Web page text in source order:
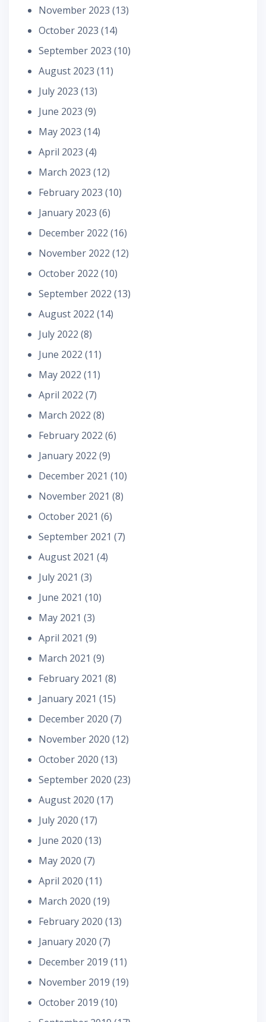
November 2023 (13)
October 2023 (14)
September 2023 (10)
August 2023 (11)
July 2023 (13)
June 2023 (9)
May 2023 (14)
April 2023 (4)
March 2023 (12)
February 2023 (10)
January 2023 (6)
December 2022 (16)
November 2022 (12)
October 2022 (10)
September 2022 (13)
August 2022 (14)
July 2022 (8)
June 2022 (11)
May 2022 (11)
April 2022 (7)
March 2022 (8)
February 2022 (6)
January 2022 (9)
December 2021 (10)
November 2021 (8)
October 2021 (6)
September 2021 (7)
August 2021 (4)
July 2021 (3)
June 2021 (10)
May 2021 (3)
April 2021 (9)
March 2021 (9)
February 2021 (8)
January 2021 (15)
December 2020 (7)
November 2020 (12)
October 2020 (13)
September 2020 (23)
August 2020 (17)
July 2020 (17)
June 2020 (13)
May 2020 (7)
April 2020 (11)
March 2020 (19)
February 2020 (13)
January 2020 (7)
December 2019 (11)
November 2019 (19)
October 2019 (10)